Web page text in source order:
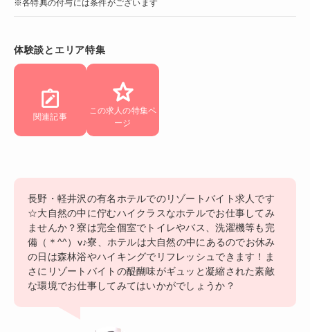
※各特典の付与には条件がございます
体験談とエリア特集
関連記事
この求人の特集ペ
ージ
長野・軽井沢の有名ホテルでのリゾートバイト求人です
☆大自然の中に佇むハイクラスなホテルでお仕事してみ
ませんか？寮は完全個室でトイレやバス、洗濯機等も完
備（＊^^）v♪寮、ホテルは大自然の中にあるのでお休み
の日は森林浴やハイキングでリフレッシュできます！ま
さにリゾートバイトの醍醐味がギュッと凝縮された素敵
な環境でお仕事してみてはいかがでしょうか？